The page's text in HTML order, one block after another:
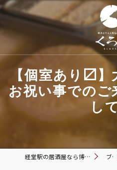
【個室あり〼
お祝い事での
し
経堂駅の居酒屋なら博多おでんと黒毛和牛の店 くろこ ブログ